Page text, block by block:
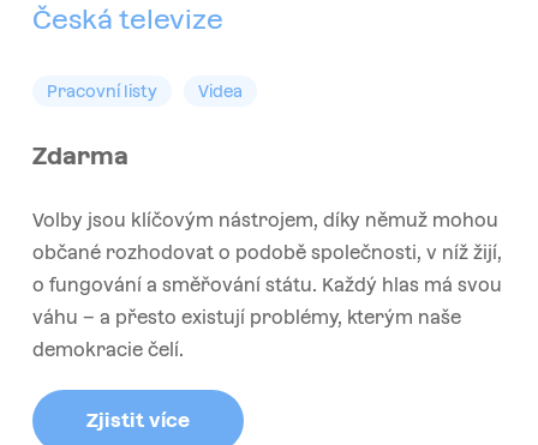
Česká televize
Pracovní listy Videa
Zdarma
Volby jsou klíčovým nástrojem, díky němuž mohou
občané rozhodovat o podobě společnosti, v níž žijí,
o fungování a směřování státu. Každý hlas má svou
váhu – a přesto existují problémy, kterým naše
demokracie čelí.
Zjistit více